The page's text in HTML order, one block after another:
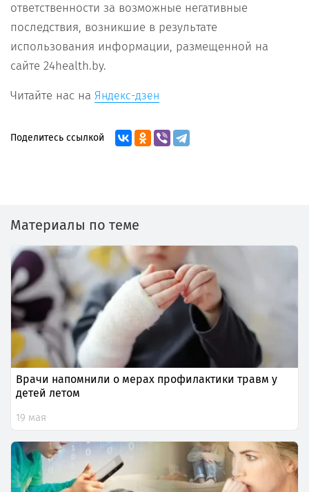
ответственности за возможные негативные
последствия, возникшие в результате
использования информации, размещенной на
сайте 24health.by.
Читайте нас на Яндекс-дзен
Поделитесь ссылкой
Материалы по теме
Врачи напомнили о мерах профилактики травм у
детей летом
19 мая